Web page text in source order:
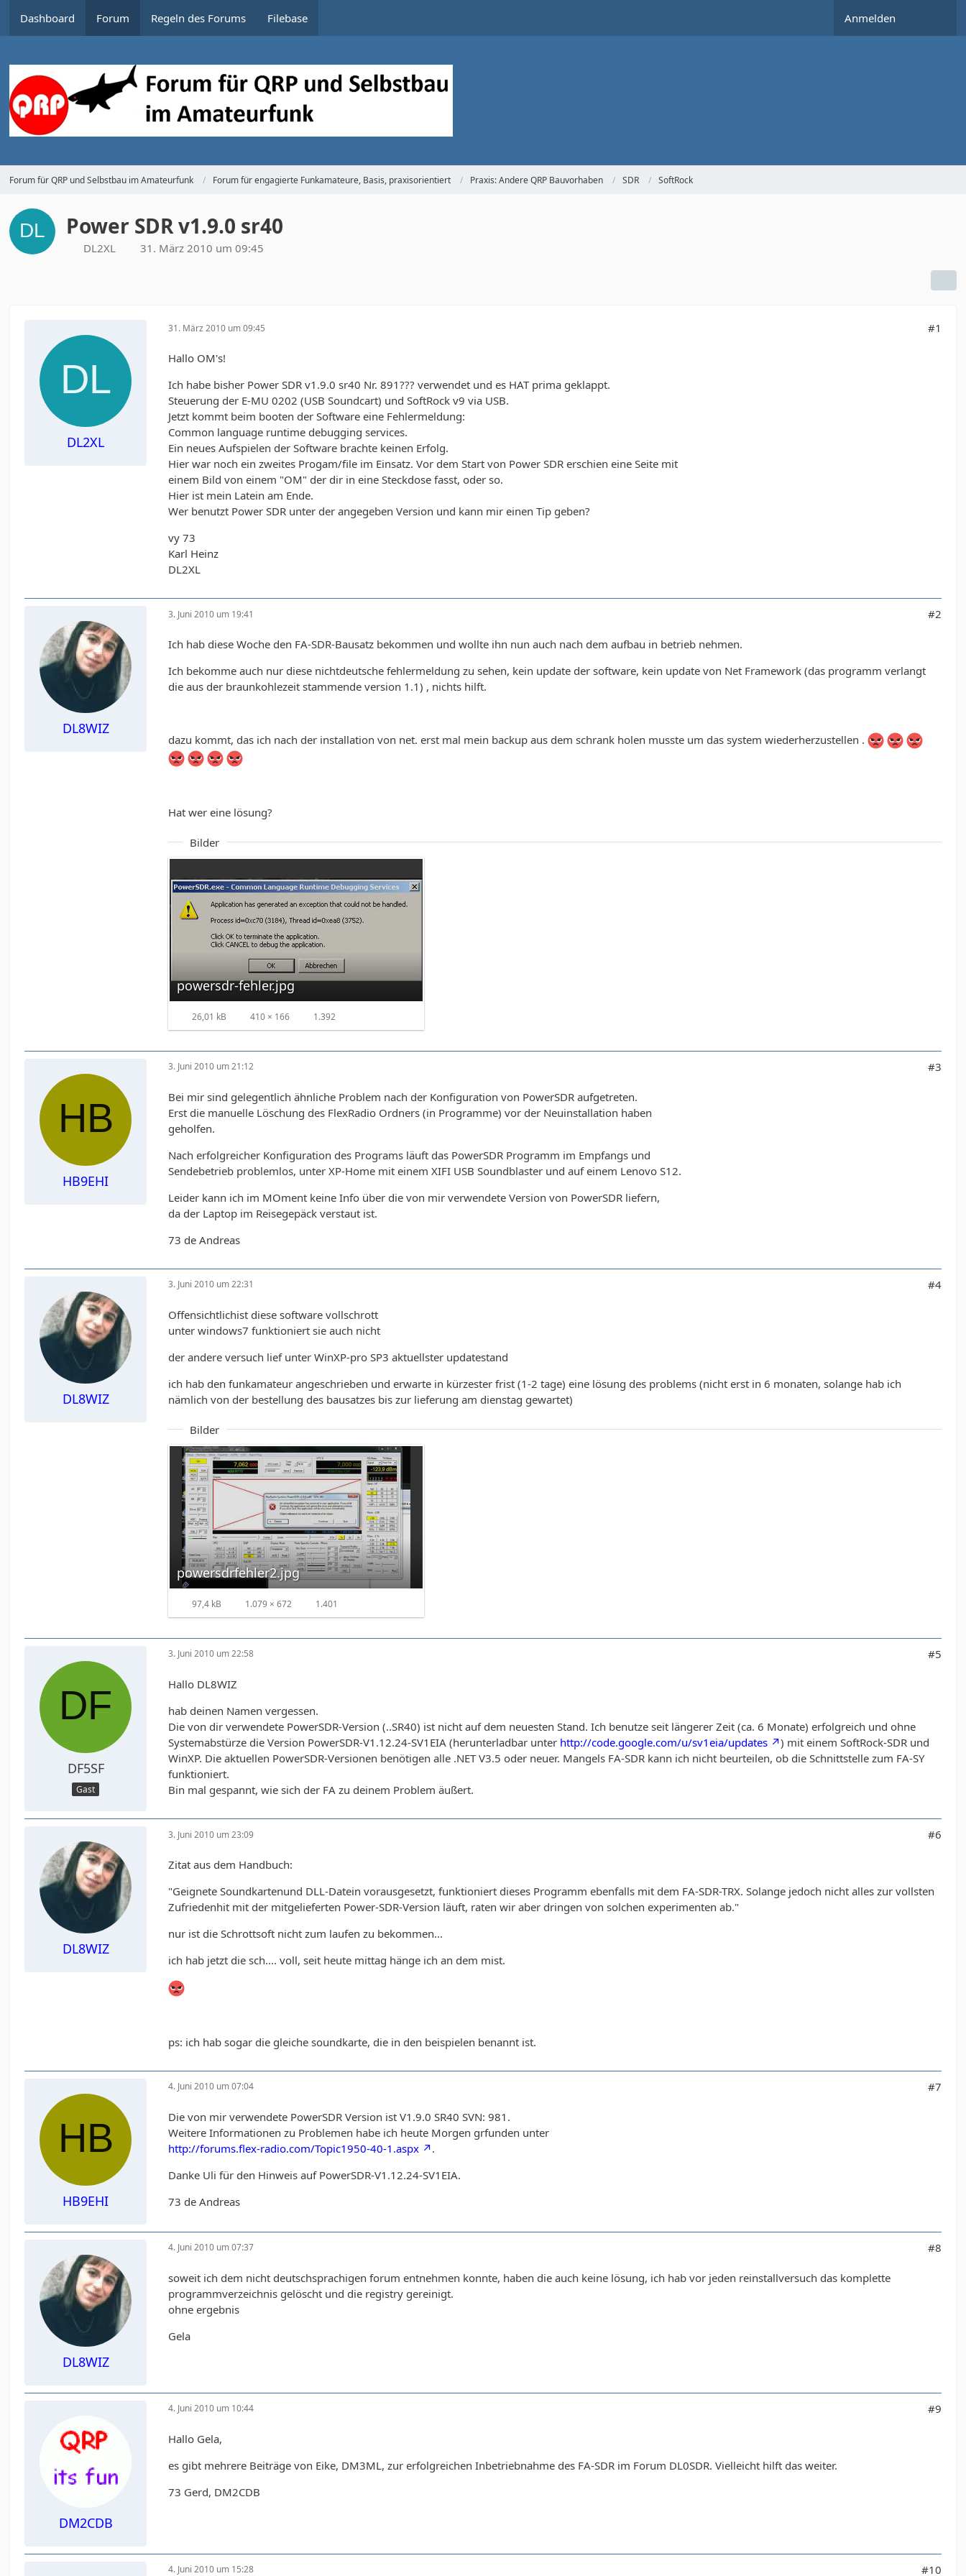
Dashboard Forum Regeln des Forums Filebase Anmelden
Forum für QRP und Selbstbau im Amateurfunk Forum für engagierte Funkamateure, Basis, praxisorientiert Praxis: Andere QRP Bauvorhaben SDR SoftRock
Power SDR v1.9.0 sr40
DL2XL 31. März 2010 um 09:45
DL2XL
31. März 2010 um 09:45 #1
Hallo OM's!
Ich habe bisher Power SDR v1.9.0 sr40 Nr. 891??? verwendet und es HAT prima geklappt.
Steuerung der E-MU 0202 (USB Soundcart) und SoftRock v9 via USB.
Jetzt kommt beim booten der Software eine Fehlermeldung:
Common language runtime debugging services.
Ein neues Aufspielen der Software brachte keinen Erfolg.
Hier war noch ein zweites Progam/file im Einsatz. Vor dem Start von Power SDR erschien eine Seite mit
einem Bild von einem "OM" der dir in eine Steckdose fasst, oder so.
Hier ist mein Latein am Ende.
Wer benutzt Power SDR unter der angegeben Version und kann mir einen Tip geben?
vy 73
Karl Heinz
DL2XL
DL8WIZ
3. Juni 2010 um 19:41 #2
Ich hab diese Woche den FA-SDR-Bausatz bekommen und wollte ihn nun auch nach dem aufbau in betrieb nehmen.
Ich bekomme auch nur diese nichtdeutsche fehlermeldung zu sehen, kein update der software, kein update von Net Framework (das programm verlangt
die aus der braunkohlezeit stammende version 1.1) , nichts hilft.
dazu kommt, das ich nach der installation von net. erst mal mein backup aus dem schrank holen musste um das system wiederherzustellen .
Hat wer eine lösung?
Bilder
powersdr-fehler.jpg
26,01 kB 410 × 166 1.392
HB9EHI
3. Juni 2010 um 21:12 #3
Bei mir sind gelegentlich ähnliche Problem nach der Konfiguration von PowerSDR aufgetreten.
Erst die manuelle Löschung des FlexRadio Ordners (in Programme) vor der Neuinstallation haben
geholfen.
Nach erfolgreicher Konfiguration des Programs läuft das PowerSDR Programm im Empfangs und
Sendebetrieb problemlos, unter XP-Home mit einem XIFI USB Soundblaster und auf einem Lenovo S12.
Leider kann ich im MOment keine Info über die von mir verwendete Version von PowerSDR liefern,
da der Laptop im Reisegepäck verstaut ist.
73 de Andreas
DL8WIZ
3. Juni 2010 um 22:31 #4
Offensichtlichist diese software vollschrott
unter windows7 funktioniert sie auch nicht
der andere versuch lief unter WinXP-pro SP3 aktuellster updatestand
ich hab den funkamateur angeschrieben und erwarte in kürzester frist (1-2 tage) eine lösung des problems (nicht erst in 6 monaten, solange hab ich
nämlich von der bestellung des bausatzes bis zur lieferung am dienstag gewartet)
Bilder
powersdrfehler2.jpg
97,4 kB 1.079 × 672 1.401
DF5SF
Gast
3. Juni 2010 um 22:58 #5
Hallo DL8WIZ
hab deinen Namen vergessen.
Die von dir verwendete PowerSDR-Version (..SR40) ist nicht auf dem neuesten Stand. Ich benutze seit längerer Zeit (ca. 6 Monate) erfolgreich und ohne
Systemabstürze die Version PowerSDR-V1.12.24-SV1EIA (herunterladbar unter http://code.google.com/u/sv1eia/updates
) mit einem SoftRock-SDR und
WinXP. Die aktuellen PowerSDR-Versionen benötigen alle .NET V3.5 oder neuer. Mangels FA-SDR kann ich nicht beurteilen, ob die Schnittstelle zum FA-SY
funktioniert.
Bin mal gespannt, wie sich der FA zu deinem Problem äußert.
DL8WIZ
3. Juni 2010 um 23:09 #6
Zitat aus dem Handbuch:
"Geignete Soundkartenund DLL-Datein vorausgesetzt, funktioniert dieses Programm ebenfalls mit dem FA-SDR-TRX. Solange jedoch nicht alles zur vollsten
Zufriedenhit mit der mitgelieferten Power-SDR-Version läuft, raten wir aber dringen von solchen experimenten ab."
nur ist die Schrottsoft nicht zum laufen zu bekommen...
ich hab jetzt die sch.... voll, seit heute mittag hänge ich an dem mist.
ps: ich hab sogar die gleiche soundkarte, die in den beispielen benannt ist.
HB9EHI
4. Juni 2010 um 07:04 #7
Die von mir verwendete PowerSDR Version ist V1.9.0 SR40 SVN: 981.
Weitere Informationen zu Problemen habe ich heute Morgen grfunden unter
http://forums.flex-radio.com/Topic1950-40-1.aspx
.
Danke Uli für den Hinweis auf PowerSDR-V1.12.24-SV1EIA.
73 de Andreas
DL8WIZ
4. Juni 2010 um 07:37 #8
soweit ich dem nicht deutschsprachigen forum entnehmen konnte, haben die auch keine lösung, ich hab vor jeden reinstallversuch das komplette
programmverzeichnis gelöscht und die registry gereinigt.
ohne ergebnis
Gela
DM2CDB
4. Juni 2010 um 10:44 #9
Hallo Gela,
es gibt mehrere Beiträge von Eike, DM3ML, zur erfolgreichen Inbetriebnahme des FA-SDR im Forum DL0SDR. Vielleicht hilft das weiter.
73 Gerd, DM2CDB
4. Juni 2010 um 15:28 #10